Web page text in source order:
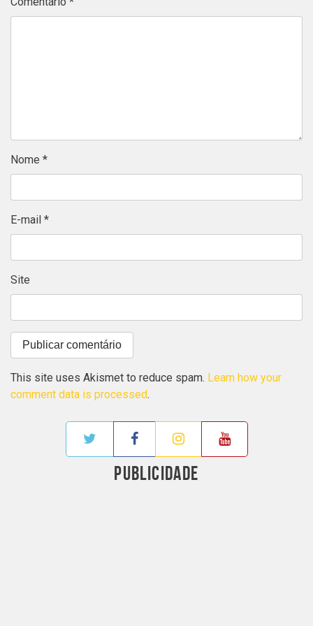
Nome *
E-mail *
Site
This site uses Akismet to reduce spam. Learn how your
comment data is processed.
PUBLICIDADE